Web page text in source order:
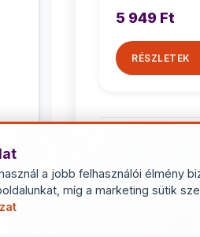
a jobb felhasználói élmény
míg a marketing sütik
5 949 Ft
RÉSZLETEK